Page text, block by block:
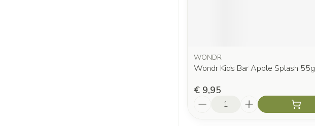
WONDR
Wondr Kids Bar Apple Splash 55g
€ 9,95